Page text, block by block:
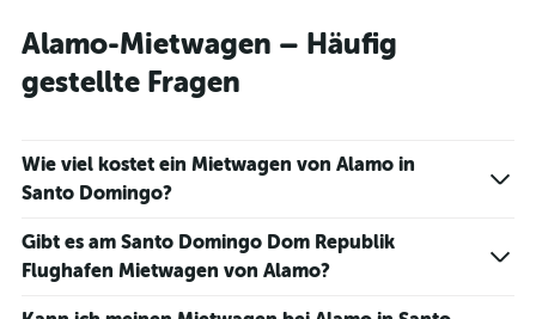
0
to
75.
Alamo-Mietwagen – Häufig
gestellte Fragen
Wie viel kostet ein Mietwagen von Alamo in
Santo Domingo?
Gibt es am Santo Domingo Dom Republik
Flughafen Mietwagen von Alamo?